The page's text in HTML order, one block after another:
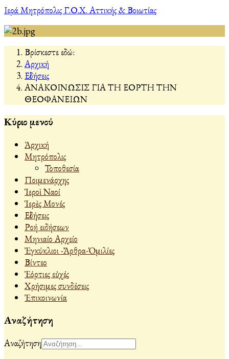
Ιερά Μητρόπολις Γ.Ο.Χ. Αττικής & Βοιωτίας
Βρίσκεστε εδώ:
Αρχική
Εἰδήσεις
ΑΝΑΚΟΙΝΩΣΙΣ ΓΙΑ ΤΗ ΕΟΡΤΗ ΤΗΝ
ΘΕΟΦΑΝΕΙΩΝ
Κύριο μενού
Ἀρχική
Μητρόπολις
Τοποθεσία
Ποιμενάρχης
Ἱεροὶ Ναοί
Ἱερὲς Μονές
Εἰδήσεις
Ροή ειδήσεων
Μηνιαίο Αρχείο
Ἐγκύκλιοι -Ἄρθρα-Ὁμιλίες
Βίντεο
Ἐόρτιες εὐχές
Χρήσιμες συνδέσεις
Ἐπικοινωνία
Αναζήτηση
Αναζήτηση